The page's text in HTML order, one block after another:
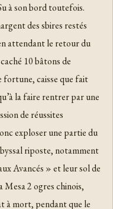
à son bord toutefois.
des sbires restés
attendant le retour du
10 bâtons de
fortune, caisse que fait
la faire rentrer par une
de réussites
exploser une partie du
riposte, notamment
Avancés » et leur sol de
2 ogres chinois,
à mort, pendant que le